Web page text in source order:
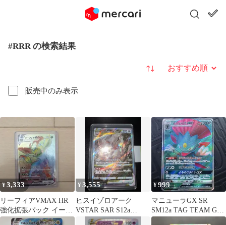
#RRR の検索結果
販売中のみ表示
並び替え
¥3,333
リーフィアVMAX HR
強化拡張パック イーブ
イヒーローズ キラ
¥3,555
ヒスイゾロアーク
VSTAR SAR S12a
VSTARユニバース
¥999
マニューラGX SR
SM12a TAG TEAM GX
タッグオールスターズ